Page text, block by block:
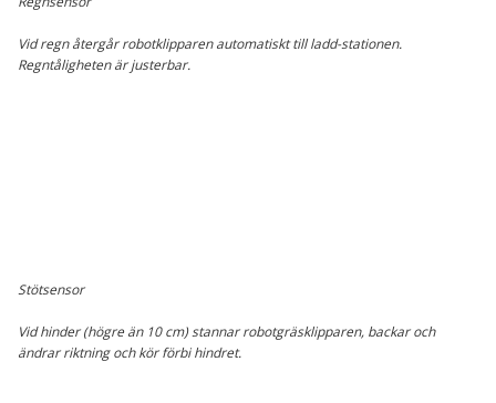
Vid regn återgår robotklipparen automatiskt till ladd-stationen.
Regntåligheten är justerbar.
Stötsensor
Vid hinder (högre än 10 cm) stannar robotgräsklipparen, backar och
ändrar riktning och kör förbi hindret.